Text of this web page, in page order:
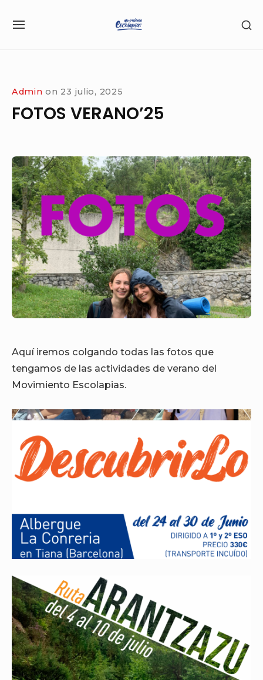
SITE
Admin on 23 julio, 2025
FOTOS VERANO’25
Aquí iremos colgando todas las fotos que
tengamos de las actividades de verano del
Movimiento Escolapias.